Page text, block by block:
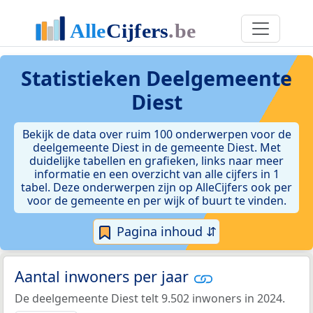
Statistieken Deelgemeente
Diest
Bekijk de data over ruim 100 onderwerpen voor de
deelgemeente Diest in de gemeente Diest. Met
duidelijke tabellen en grafieken, links naar meer
informatie en een overzicht van alle cijfers in 1
tabel. Deze onderwerpen zijn op AlleCijfers ook per
voor de gemeente en per wijk of buurt te vinden.
Pagina inhoud ⇵
Aantal inwoners per jaar
De deelgemeente Diest telt 9.502 inwoners in 2024.